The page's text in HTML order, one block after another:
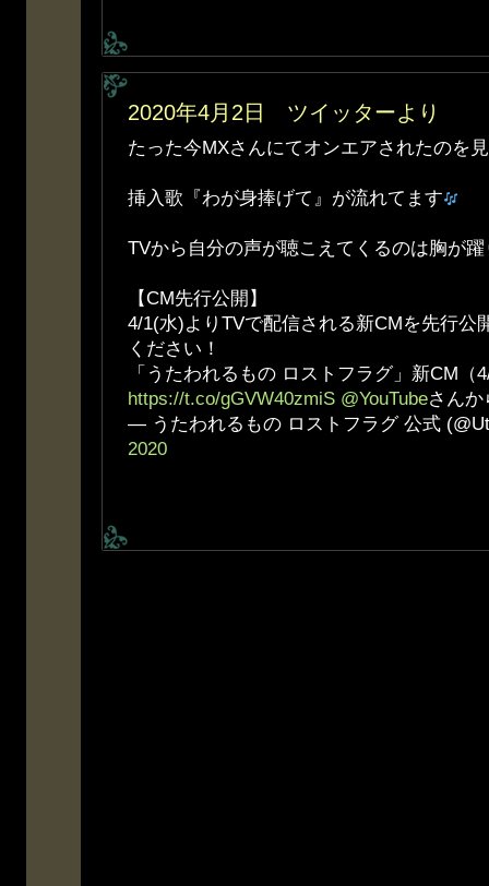
2020年4月2日 ツイッターより
たった今MXさんにてオンエアされたのを
挿入歌『わが身捧げて』が流れてます
TVから自分の声が聴こえてくるのは胸が
【CM先行公開】
4/1(水)よりTVで配信される新CMを先行公
ください！
「うたわれるもの ロストフラグ」新CM（
https://t.co/gGVW40zmiS @YouTubeさん
— うたわれるもの ロストフラグ 公式
2020